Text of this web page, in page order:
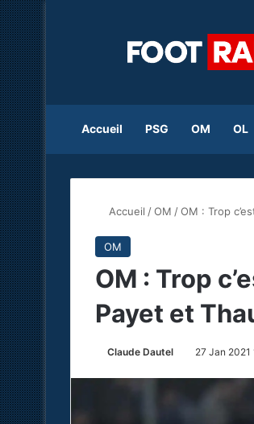
Accueil PSG OM OL
Accueil /OM /OM : Trop
OM
OM : Trop
Payet et
Claude Dautel 27 Jan 2021